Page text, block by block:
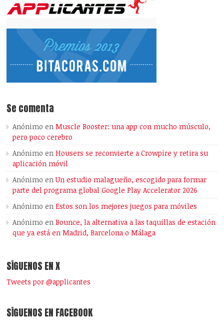
Se comenta
Anónimo enMuscle Booster: una app con mucho músculo,
pero poco cerebro
Anónimo enHousers se reconvierte a Crowpire y retira su
aplicación móvil
Anónimo enUn estudio malagueño, escogido para formar
parte del programa global Google Play Accelerator 2026
Anónimo enEstos son los mejores juegos para móviles
Anónimo enBounce, la alternativa a las taquillas de estación
que ya está en Madrid, Barcelona o Málaga
SÍGUENOS EN X
Tweets por @applicantes
SÍGUENOS EN FACEBOOK